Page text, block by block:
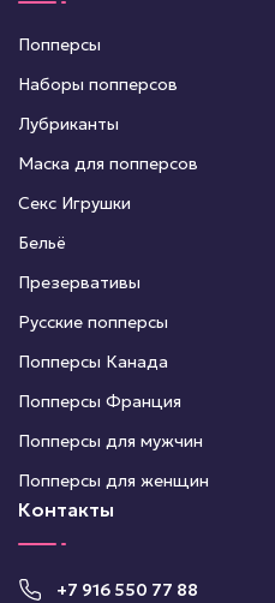
Попперсы
Наборы попперсов
Лубриканты
Маска для попперсов
Секс Игрушки
Бельё
Презервативы
Русские попперсы
Попперсы Канада
Попперсы Франция
Попперсы для мужчин
Попперсы для женщин
Контакты
+7 916 550 77 88